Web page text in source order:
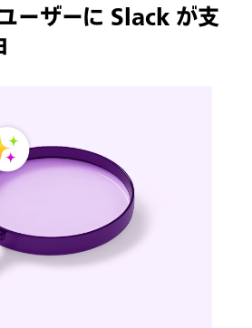
ザーに Slack が支